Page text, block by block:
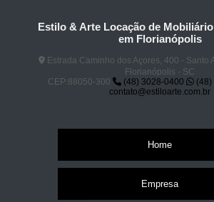
Estilo & Arte Locação de
em Florianópolis
Estrada Caminho dos Açores, 400 - Santo
Florianópolis - SC
CEP:88050-300
(48) 3028-0400
(48)
contato@estiloarte.com.br
Home
Empresa